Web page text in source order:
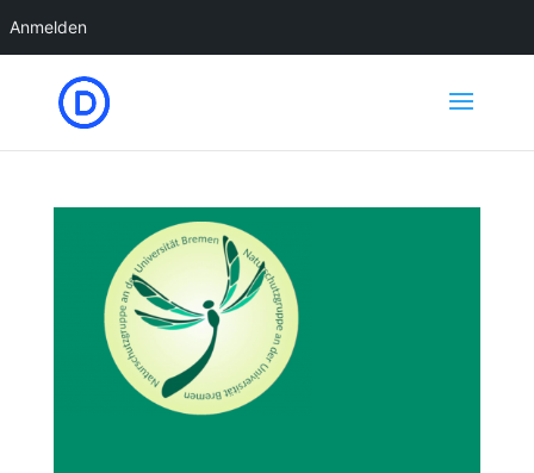
Anmelden